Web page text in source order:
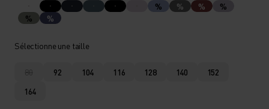
% % %
%
%
%
Sélectionne une taille
80 92 104 116 128 140
152
164